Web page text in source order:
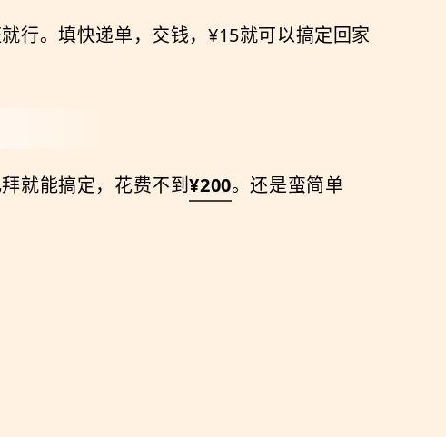
行。填快递单，交钱，¥15就可以搞定回家
就能搞定，花费不到¥200。还是蛮简单